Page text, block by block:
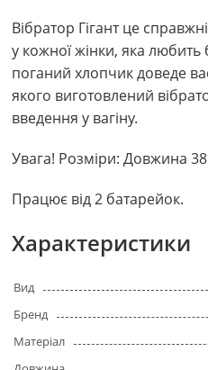
Вібратор Гігант це
у кожної жінки, яка
поганий хлопчик доведе
якого виготовлений
введення у вагіну.
Увага! Розміри: Довжина
Працює від 2 батарейок.
Характеристики
Вид
Бренд
Матеріал